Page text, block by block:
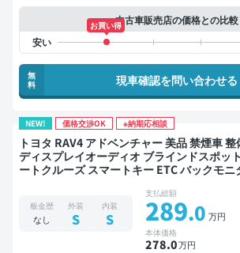
中古車販売店の価格との比較
お買い得
無
料
現車確認を問い合わせる
NEW! 価格交渉OK ※納期応相談
トヨタ RAV4 アドベンチャー 美品 禁煙車 整備記録簿あり
ディスプレイオーディオ ブラインドスポッ
ートクルーズ スマートキー ETC バックモニ
板金歴
なし
外装
S
内装
S
支払総額
289.0 万円
本体価格
278.0万円